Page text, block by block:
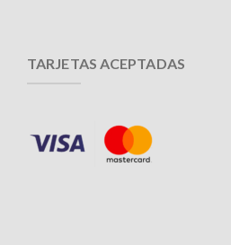
TARJETAS ACEPTADAS